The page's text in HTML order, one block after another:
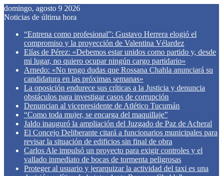
domingo, agosto 9 2026
Noticias de última hora
“Entrena como profesional”: Gustavo Herrera elogió el
compromiso y la proyección de Valentina Vélardez
Elías de Pérez: «Debemos estar unidos como partido y, desde
mi lugar, no quiero ocupar ningún cargo partidario»
Arnedo: «No tengo dudas que Rossana Chahla anunciará su
candidatura en las próximas semanas»
La oposición endurece sus críticas a la Justicia y denuncia
obstáculos para investigar casos de corrupción
Denuncian al vicepresidente de Atlético Tucumán
“Como toda mujer, se encarga del maquillaje”
Jaldo inauguró la ampliación del Juzgado de Paz de Acheral
El Concejo Deliberante citará a funcionarios municipales para
revisar la situación de edificios sin final de obra
Carlos Ale impulsó un proyecto para exigir controles y el
vallado inmediato de bocas de tormenta peligrosas
Proteger al usuario y jerarquizar la actividad del taxi es una